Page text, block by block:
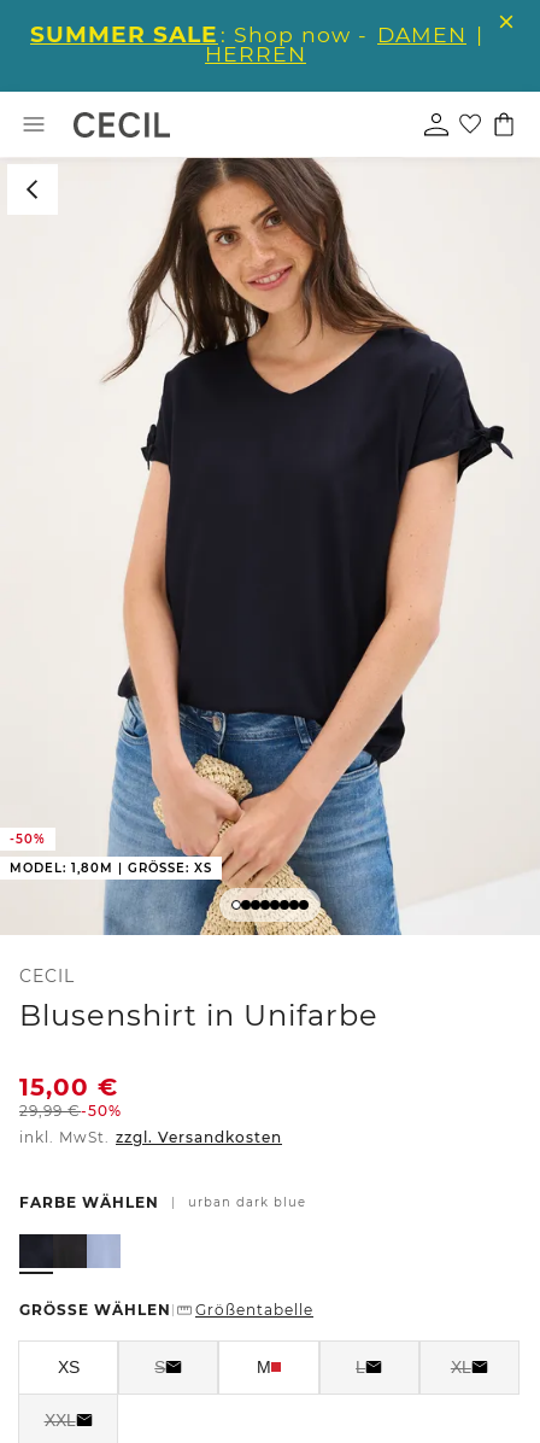
SUMMER SALE : Shop now - DAMEN |
HERREN
-50%
MODEL: 1,80M | GRÖSSE: XS
CECIL
Blusenshirt in Unifarbe
15,00 €
29,99€-50%
inkl. MwSt. zzgl. Versandkosten
FARBE WÄHLEN urban dark blue
GRÖSSE WÄHLEN Größentabelle
XS S M L XL
XXL